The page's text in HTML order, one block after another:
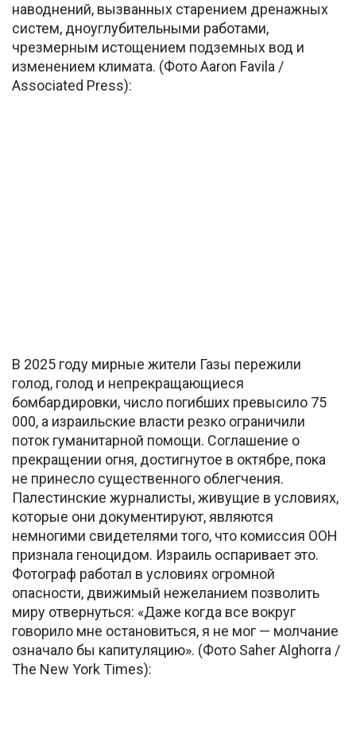
наводнений, вызванных старением дренажных
систем, дноуглубительными работами,
чрезмерным истощением подземных вод и
изменением климата. (Фото Aaron Favila /
Associated Press):
В 2025 году мирные жители Газы пережили
голод, голод и непрекращающиеся
бомбардировки, число погибших превысило 75
000, а израильские власти резко ограничили
поток гуманитарной помощи. Соглашение о
прекращении огня, достигнутое в октябре, пока
не принесло существенного облегчения.
Палестинские журналисты, живущие в условиях,
которые они документируют, являются
немногими свидетелями того, что комиссия ООН
признала геноцидом. Израиль оспаривает это.
Фотограф работал в условиях огромной
опасности, движимый нежеланием позволить
миру отвернуться: «Даже когда все вокруг
говорило мне остановиться, я не мог — молчание
означало бы капитуляцию». (Фото Saher Alghorra /
The New York Times):